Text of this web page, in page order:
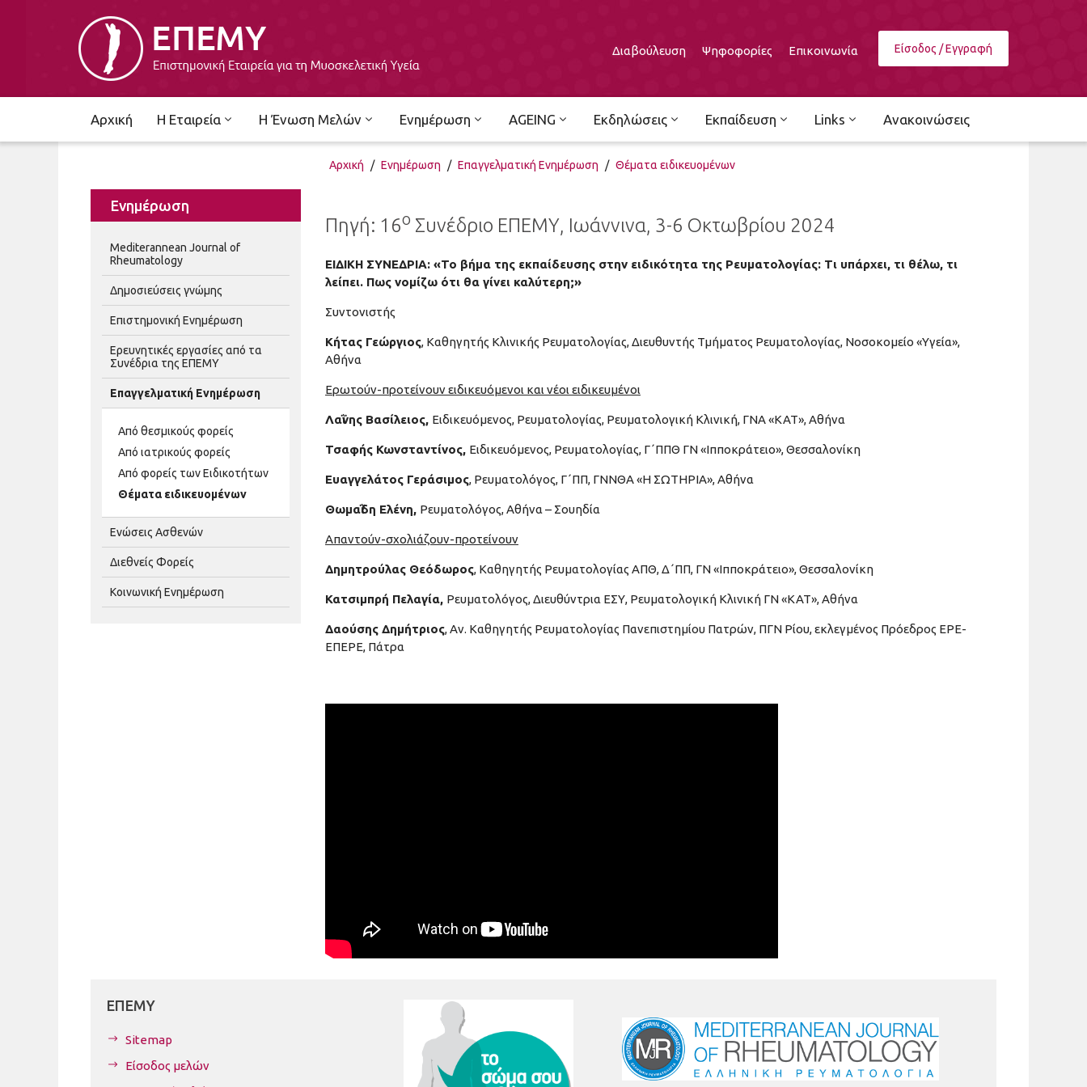
Είσοδος / Εγγραφή
Διαβούλευση Ψηφοφορίες Επικοινωνία
Αρχική Η Εταιρεία Η Ένωση Μελών Ενημέρωση AGEING Εκδηλώσεις Εκπαίδευση Links Ανακοινώσεις
Αρχική / Ενημέρωση / Επαγγελματική Ενημέρωση / Θέματα ειδικευομένων
Ενημέρωση
Mediterannean Journal of
Rheumatology
Δημοσιεύσεις γνώμης
Επιστημονική Ενημέρωση
Ερευνητικές εργασίες από τα
Συνέδρια της ΕΠΕΜΥ
Επαγγελματική Ενημέρωση
Από θεσμικούς φορείς
Από ιατρικούς φορείς
Από φορείς των Ειδικοτήτων
Θέματα ειδικευομένων
Ενώσεις Ασθενών
Διεθνείς Φορείς
Κοινωνική Ενημέρωση
Πηγή: 16ο Συνέδριο ΕΠΕΜΥ, Ιωάννινα, 3-6 Οκτωβρίου 2024
ΕΙΔΙΚΗ ΣΥΝΕΔΡΙΑ: «Το βήμα της εκπαίδευσης στην ειδικότητα της Ρευματολογίας: Τι υπάρχει, τι θέλω, τι
λείπει. Πως νομίζω ότι θα γίνει καλύτερη;»
Συντονιστής
Κήτας Γεώργιος, Καθηγητής Κλινικής Ρευματολογίας, Διευθυντής Τμήματος Ρευματολογίας, Νοσοκομείο «Υγεία»,
Αθήνα
Ερωτούν-προτείνουν ειδικευόμενοι και νέοι ειδικευμένοι
Λαῒνης Βασίλειος, Ειδικευόμενος, Ρευματολογίας, Ρευματολογική Κλινική, ΓΝΑ «ΚΑΤ», Αθήνα
Τσαφής Κωνσταντίνος, Ειδικευόμενος, Ρευματολογίας, Γ΄ΠΠΘ ΓΝ «Ιπποκράτειο», Θεσσαλονίκη
Ευαγγελάτος Γεράσιμος, Ρευματολόγος, Γ΄ΠΠ, ΓΝΝΘΑ «Η ΣΩΤΗΡΙΑ», Αθήνα
Θωμαῒδη Ελένη, Ρευματολόγος, Αθήνα – Σουηδία
Απαντούν-σχολιάζουν-προτείνουν
Δημητρούλας Θεόδωρος, Καθηγητής Ρευματολογίας ΑΠΘ, Δ΄ΠΠ, ΓΝ «Ιπποκράτειο», Θεσσαλονίκη
Κατσιμπρή Πελαγία, Ρευματολόγος, Διευθύντρια ΕΣΥ, Ρευματολογική Κλινική ΓΝ «ΚΑΤ», Αθήνα
Δαούσης Δημήτριος, Αν. Καθηγητής Ρευματολογίας Πανεπιστημίου Πατρών, ΠΓΝ Ρίου, εκλεγμένος Πρόεδρος ΕΡΕ-
ΕΠΕΡΕ, Πάτρα
ΕΠΕΜΥ
Sitemap
Είσοδος μελών